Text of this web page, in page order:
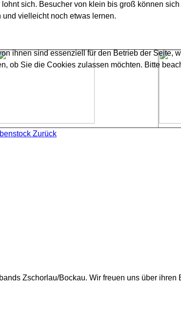
sich. Besucher von klein bis groß können
vielleicht noch etwas lernen.
Zurück
Zschorlau/Bockau. Wir freuen uns über ihren
ihnen sind essenziell für den Betrieb der Seite,
ob Sie die Cookies zulassen möchten. Bitte